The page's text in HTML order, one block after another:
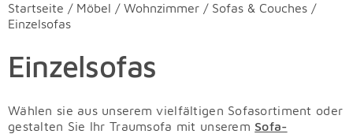
Startseite / Möbel / Wohnzimmer / Sofas & Couches /
Einzelsofas
Einzelsofas
Wählen sie aus unserem vielfältigen Sofasortiment oder
gestalten Sie Ihr Traumsofa mit unserem Sofa-